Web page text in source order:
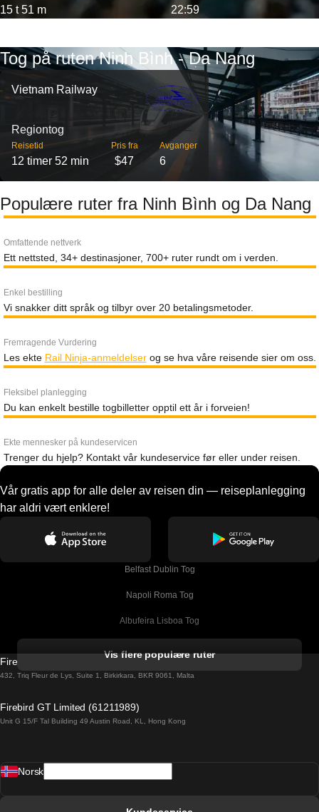
15 t 51 m 22:59
Tog på ruten Ninh Bình - Da Nang
Vietnam Railway
Regiontog
Reisetid
12 timer 52 min
Pris fra
$47
Avganger
6
Populære ruter fra Ninh Bình og Da Nang
Omfattende nettverk
Ett nettsted, 34+ destinasjoner, 700+ ruter rundt om i verden.
Enkel bestilling
Vi snakker ditt språk og tilbyr over 20 betalingsmetoder.
Fremragende Vurdering
Les ekte Rail Ninja-anmeldelserog se hva våre reisende sier om oss.
Fleksibel planlegging
Du kan enkelt bestille togbilletter opptil ett år i forveien!
Ekte mennesker på kundeservicen
Trenger du hjelp? Kontakt vår kundeservice før eller under reisen.
Vår gratis app for alle deler av reisen din — reiseplanlegging
har aldri vært enklere!
Belfast Dublin Tog
Napoli Roma Tog
Albufeira Lisboa Tog
Barcelona Madrid Tog
Barcelona Sevilla Tog
Vis flere populære ruter
Firebird GT Limited (OC 1451)
432, Triq Fleur de Lys, Suite 1, Birkirkara, BKR 9061, Malta
Firebird GT Limited (61211989)
Unit G 15/F Tal Building 49 Austin Road, KL, Hong Kong
Norsk